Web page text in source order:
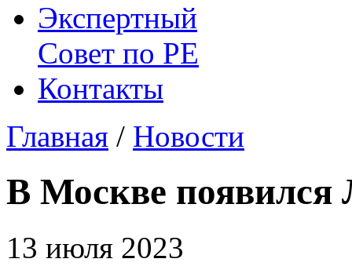
Экспертный
Совет по РЕ
Контакты
Главная / Новости
В Москве появился
13 июля 2023